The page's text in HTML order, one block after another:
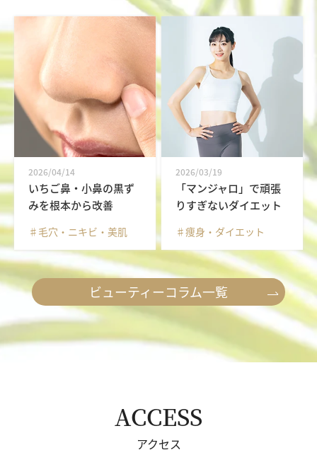
2026/04/14
いちご鼻・小鼻の黒ず
みを根本から改善
♯毛穴・ニキビ・美肌
2026/03/19
「マンジャロ」で頑張
りすぎないダイエット
♯痩身・ダイエット
ビューティーコラム一覧
ACCESS
アクセス